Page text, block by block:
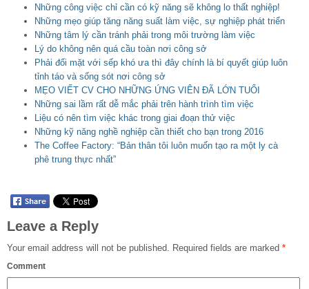
Những công việc chỉ cần có kỹ năng sẽ không lo thất nghiệp!
Những mẹo giúp tăng năng suất làm việc, sự nghiệp phát triển
Những tâm lý cần tránh phải trong môi trường làm việc
Lý do không nên quá cầu toàn nơi công sở
Phải đổi mặt với sếp khó ưa thì đây chính là bí quyết giúp luôn
tỉnh táo và sống sót nơi công sở
MẸO VIẾT CV CHO NHỮNG ỨNG VIÊN ĐÃ LỚN TUỔI
Những sai lầm rất dễ mắc phải trên hành trình tìm việc
Liệu có nên tìm việc khác trong giai đoạn thử việc
Những kỹ năng nghề nghiệp cần thiết cho bạn trong 2016
The Coffee Factory: “Bản thân tôi luôn muốn tạo ra một ly cà
phê trung thực nhất”
Leave a Reply
Your email address will not be published. Required fields are marked *
Comment